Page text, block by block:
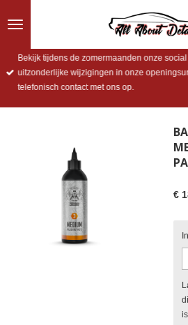
direct
hoofdinhoud
Bekijk tijdens de zomermaanden onze
uitzonderlijke wijzigingen in onze
telefonisch contact met ons op.
€
is.